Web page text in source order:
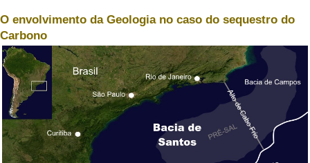
O envolvimento da Geologia no caso do sequestro do
Carbono